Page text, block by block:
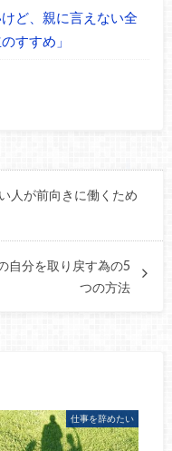
ど、親に言えない全
すすめ」
人が前向きに働くため
自分を取り戻す為の5
つの方法
仕事を辞めたい